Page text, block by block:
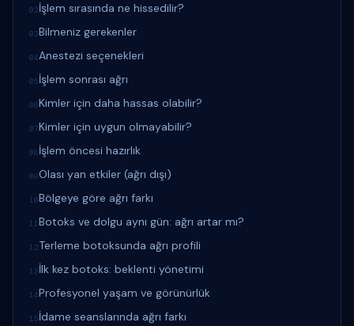
02İşlem sırasında ne hissedilir?
03Bilmeniz gerekenler
04Anestezi seçenekleri
05İşlem sonrası ağrı
06Kimler için daha hassas olabilir?
07Kimler için uygun olmayabilir?
08İşlem öncesi hazırlık
09Olası yan etkiler (ağrı dışı)
10Bölgeye göre ağrı farkı
11Botoks ve dolgu aynı gün: ağrı artar mı?
12Terleme botoksunda ağrı profili
13İlk kez botoks: beklenti yönetimi
14Profesyonel yaşam ve görünürlük
15İdame seanslarında ağrı farkı